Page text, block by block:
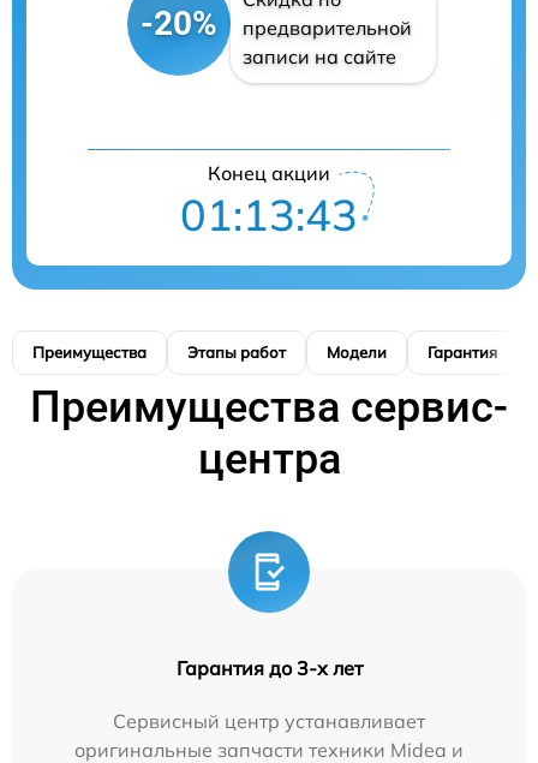
-20%
предварительной
записи на сайте
Конец акции
01:13:42
Преимущества Этапы работ Модели Гарантия
Преимущества сервис-
центра
Гарантия до 3-х лет
Сервисный центр устанавливает
оригинальные запчасти техники Midea и